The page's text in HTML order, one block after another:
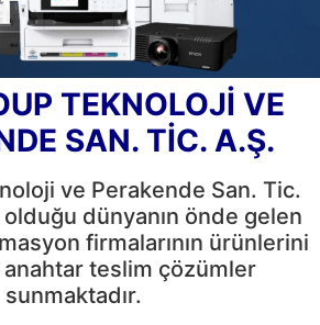
TEKNOLOJİ VE
SAN. TİC. A.Ş.
ve Perakende San. Tic.
dünyanın önde gelen
firmalarının ürünlerini
teslim çözümler
sunmaktadır.